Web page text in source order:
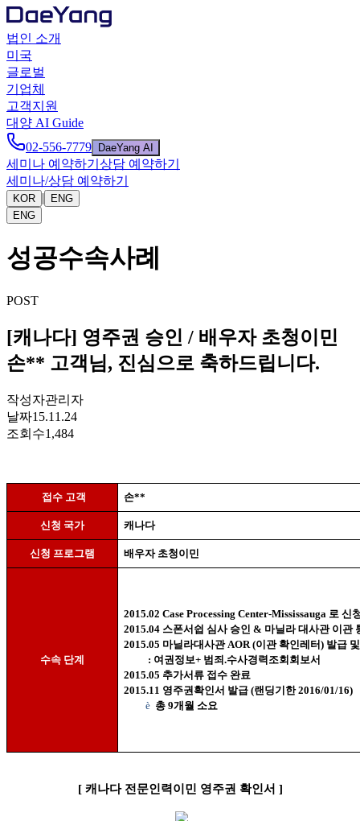
법인 소개
미국
글로벌
기업체
고객지원
대양 AI Guide
02-556-7779
DaeYang AI
세미나 예약하기 상담 예약하기
세미나/상담 예약하기
KOR |
ENG
ENG
성공수속사례
POST
[캐나다] 영주권 승인 / 배우자 초청이민
손** 고객님, 진심으로 축하드립니다.
작성자관리자
날짜15.11.24
조회수1,484
접수 고객 손**
신청 국가 캐나다
신청 프로그램 배우자 초청이민
수속 단계
2015.02 Case Processing Center-Mississauga 로 신
2015.04 스폰서쉽 심사 승인 & 마닐라 대사관 이관
2015.05 마닐라대사관AOR (이관 확인레터) 발급
: 여권정보+ 범죄.수사경력조회회보서
2015.05 추가서류 접수 완료
2015.11 영주권확인서 발급 (랜딩기한2016/01/16)
è 총9개월 소요
[ 캐나다 전문인력이민 영주권 확인서 ]